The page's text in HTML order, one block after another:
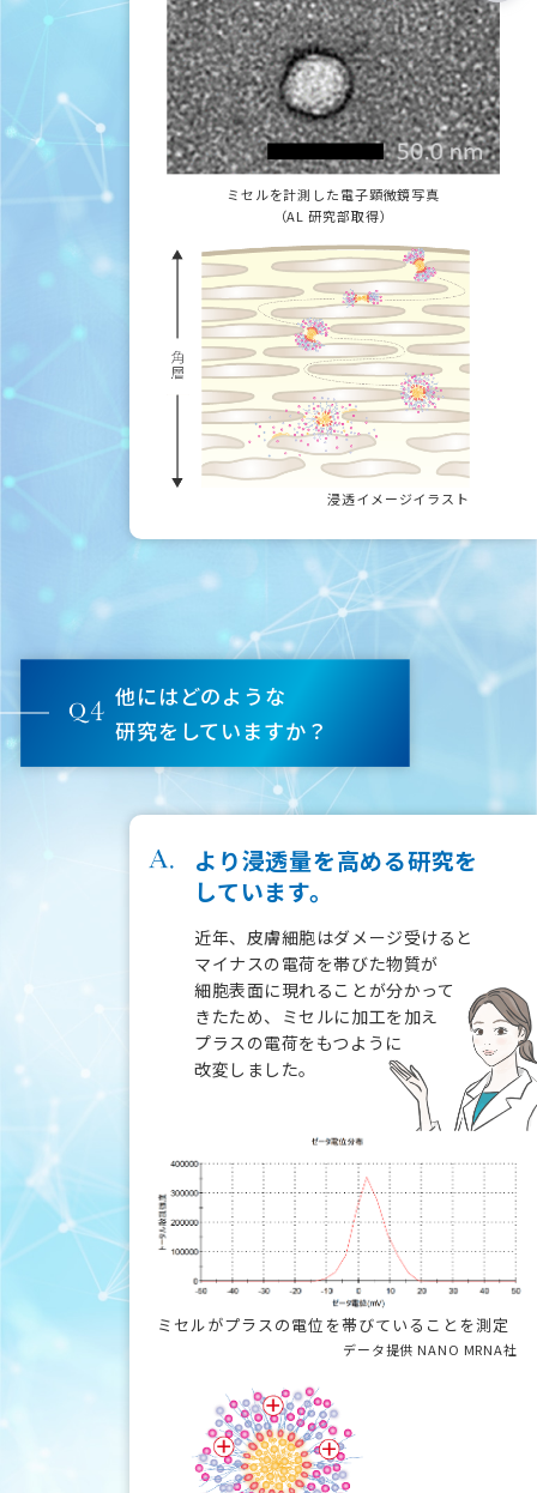
ミセルを計測した電子顕微鏡写真
（AL 研究部取得）
浸透イメージイラスト
他にはどのような
研究をしていますか？
より浸透量を高める研究を
しています。
近年、皮膚細胞はダメージ受けると
マイナスの電荷を帯びた物質が
細胞表面に現れることが分かって
きたため、
ミセルに加工を加え
プラスの電荷をもつように
改変しました。
ミセルがプラスの電位を帯びていることを測定
データ提供 NANO MRNA社